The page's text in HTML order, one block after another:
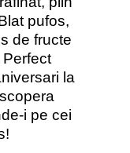
pufos,
de fructe
la
i pe cei